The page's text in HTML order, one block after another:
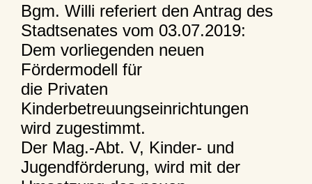
Bgm. Willi referiert den Antrag des
Stadtsenates vom 03.07.2019:
Dem vorliegenden neuen
Fördermodell für
die Privaten
Kinderbetreuungseinrichtungen
wird zugestimmt.
Der Mag.-Abt. V, Kinder- und
Jugendförderung, wird mit der